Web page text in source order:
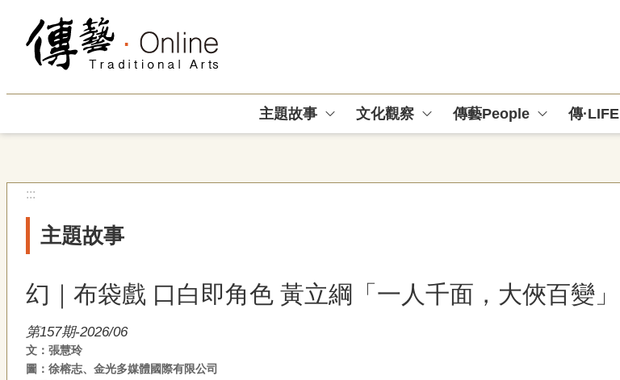
跳到主要內容區塊
主題故事 文化觀察 傳藝People 傳·LIFE
:::
主題故事
幻｜布袋戲 口白即角色 黃立綱「一人千面，大俠百變」
第157期-2026/06
文：張慧玲
圖：徐榕志、金光多媒體國際有限公司